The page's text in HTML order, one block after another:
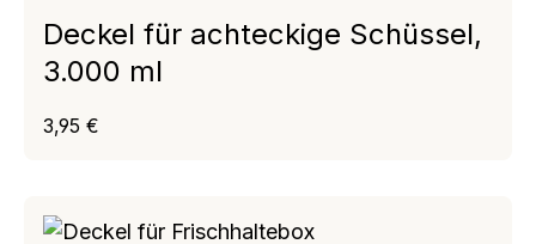
Deckel für achteckige Schüssel,
3.000 ml
Regulärer Preis:
3,95 €